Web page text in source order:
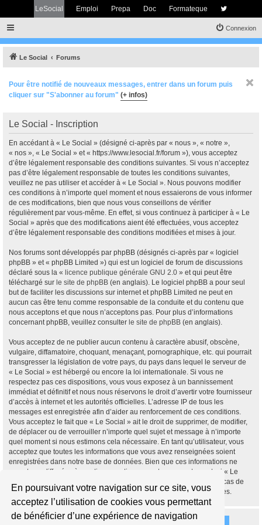
En poursuivant votre navigation sur ce site, vous
acceptez l’utilisation de cookies vous permettant
de bénéficier d’une expérience de navigation
LeSocial Emploi Prepa Doc Formateque
Connexion
Le Social Forums
Pour être notifié de nouveaux messages, entrer dans un forum puis
cliquer sur "S'abonner au forum" (+ infos)
Le Social - Inscription
En accédant à « Le Social » (désigné ci-après par « nous », « notre »,
« nos », « Le Social » et « https://www.lesocial.fr/forum »), vous acceptez
d’être légalement responsable des conditions suivantes. Si vous n’acceptez
pas d’être légalement responsable de toutes les conditions suivantes,
veuillez ne pas utiliser et accéder à « Le Social ». Nous pouvons modifier
ces conditions à n’importe quel moment et nous essaierons de vous informer
de ces modifications, bien que nous vous conseillons de vérifier
régulièrement par vous-même. En effet, si vous continuez à participer à « Le
Social » après que des modifications aient été effectuées, vous acceptez
d’être légalement responsable des conditions modifiées et mises à jour.
Nos forums sont développés par phpBB (désignés ci-après par « logiciel
phpBB » et « phpBB Limited ») qui est un logiciel de forum de discussions
déclaré sous la « licence publique générale GNU 2.0 » et qui peut être
téléchargé sur le site de phpBB (en anglais). Le logiciel phpBB a pour seul
but de faciliter les discussions sur internet et phpBB Limited ne peut en
aucun cas être tenu comme responsable de la conduite et du contenu que
nous acceptons et que nous n’acceptons pas. Pour plus d’informations
concernant phpBB, veuillez consulter le site de phpBB (en anglais).
Vous acceptez de ne publier aucun contenu à caractère abusif, obscène,
vulgaire, diffamatoire, choquant, menaçant, pornographique, etc. qui pourrait
transgresser la législation de votre pays, du pays dans lequel le serveur de
« Le Social » est hébergé ou encore la loi internationale. Si vous ne
respectez pas ces dispositions, vous vous exposez à un bannissement
immédiat et définitif et nous nous réservons le droit d’avertir votre fournisseur
d’accès à internet et les autorités officielles. L’adresse IP de tous les
messages est enregistrée afin d’aider au renforcement de ces conditions.
Vous acceptez le fait que « Le Social » ait le droit de supprimer, de modifier,
de déplacer ou de verrouiller n’importe quel sujet et message à n’importe
quel moment si nous estimons cela nécessaire. En tant qu’utilisateur, vous
acceptez que toutes les informations que vous avez renseignées soient
enregistrées dans notre base de données. Bien que ces informations ne
seront pas diffusées à une tierce partie sans votre consentement, ni « Le
Social », ni phpBB, ne pourront être tenus comme responsables en cas de
tentative de piratage informatique visant à compromettre vos données.